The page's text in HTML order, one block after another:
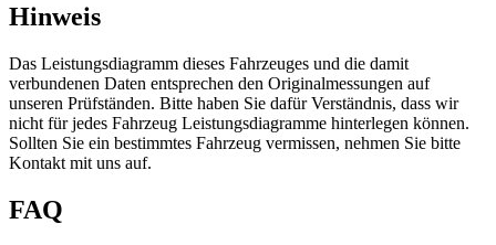
Hinweis
Das Leistungsdiagramm dieses Fahrzeuges und die damit
verbundenen Daten entsprechen den Originalmessungen auf
unseren Prüfständen. Bitte haben Sie dafür Verständnis, dass wir
nicht für jedes Fahrzeug Leistungsdiagramme hinterlegen können.
Sollten Sie ein bestimmtes Fahrzeug vermissen, nehmen Sie bitte
Kontakt mit uns auf.
FAQ